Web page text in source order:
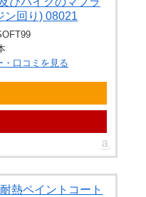
ン回り) 08021
・口コミを見る
熱ペイントコート